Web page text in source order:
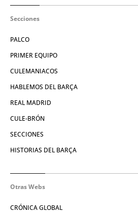
Secciones
PALCO
PRIMER EQUIPO
CULEMANIACOS
HABLEMOS DEL BARÇA
REAL MADRID
CULE-BRÓN
SECCIONES
HISTORIAS DEL BARÇA
Otras Webs
CRÓNICA GLOBAL